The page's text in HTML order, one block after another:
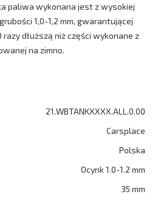
paliwa wykonana jest z wysokiej
1,0-1,2 mm, gwarantującej
dłuższą niż części wykonane z
na zimno.
21.WBTANKXXXX.ALL.0.00
Carsplace
Polska
Ocynk 1.0-1.2 mm
35 mm